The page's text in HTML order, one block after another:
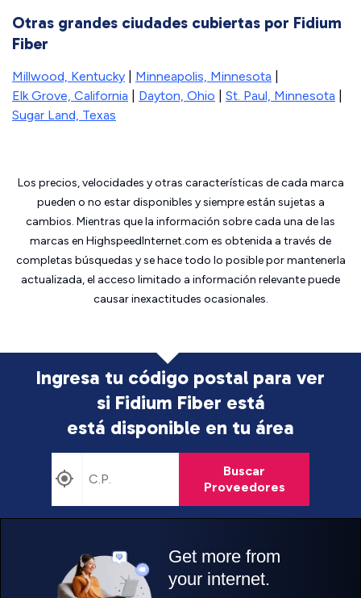
Otras grandes ciudades cubiertas por Fidium
Fiber
Millwood, Kentucky Minneapolis, Minnesota
Elk Grove, California
Dayton, Ohio St. Paul, Minnesota
Sugar Land, Texas
Los precios, velocidades y otras características de cada marca
pueden o no estar disponibles y siempre están sujetas a
cambios. Mientras que la información sobre cada una de las
marcas en HighspeedInternet.com es obtenida a través de
completas búsquedas y se hace todo lo posible por mantenerla
actualizada, el acceso limitado a información relevante puede
causar inexactitudes ocasionales.
Ingresa tu código postal para ver
si Fidium Fiber está
está disponible en tu área
Buscar
Proveedores